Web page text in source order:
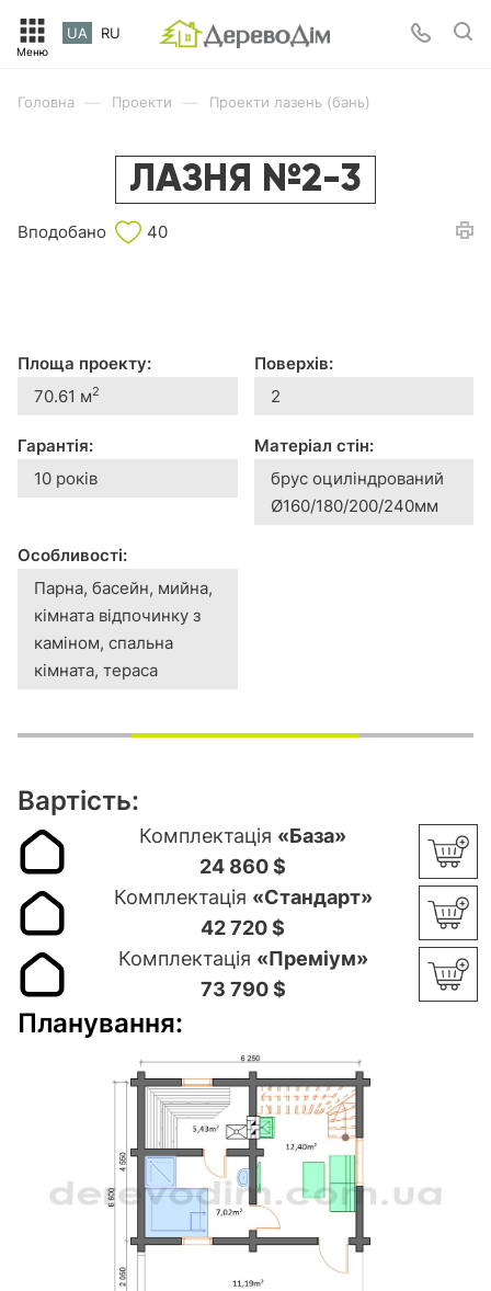
UA RU
Головна — Проекти — Проекти лазень (бань)
ЛАЗНЯ №2-3
Вподобано 40
Площа проекту:
70.61 м2
Поверхів:
2
Гарантія:
10 років
Матеріал стін:
брус оциліндрований
Ø160/180/200/240мм
Особливості:
Парна, басейн, мийна,
кімната відпочинку з
каміном, спальна
кімната, тераса
Планування:
Вартість:
Комплектація «База»
24 860 $
Комплектація «Стандарт»
42 720 $
Комплектація «Преміум»
73 790 $